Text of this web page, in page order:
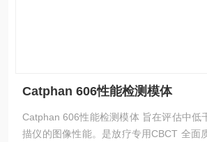
Catphan 606性能检测模体
Catphan 606性能检测模体 旨在评估中低
描仪的图像性能。是放疗专用CBCT 全面